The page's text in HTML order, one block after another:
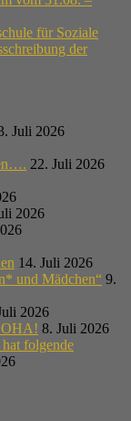
für Soziale
der
Juli 2026
22. Juli 2026
2026
14. Juli 2026
und Mädchen“ 9.
2026
OHA! 8. Juli 2026
folgende